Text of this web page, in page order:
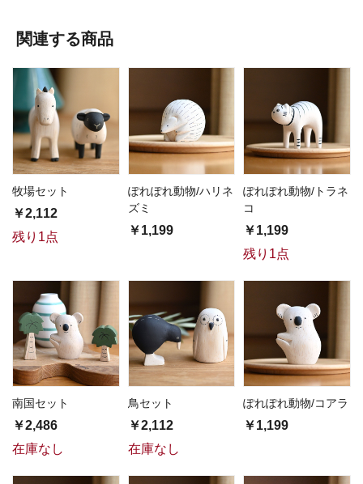
関連する商品
牧場セット
￥2,112
残り1点
ぽれぽれ動物/ハリネ
ズミ
￥1,199
ぽれぽれ動物/トラネ
コ
￥1,199
残り1点
南国セット
￥2,486
在庫なし
鳥セット
￥2,112
在庫なし
ぽれぽれ動物/コアラ
￥1,199